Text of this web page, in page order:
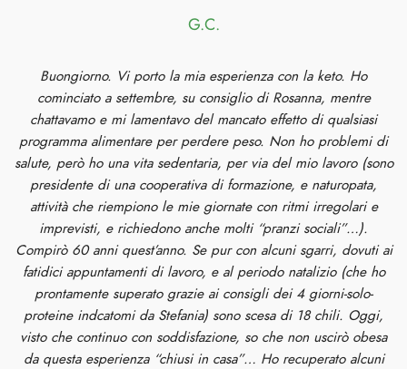
G.C.
Buongiorno. Vi porto la mia esperienza con la keto. Ho
cominciato a settembre, su consiglio di Rosanna, mentre
chattavamo e mi lamentavo del mancato effetto di qualsiasi
programma alimentare per perdere peso. Non ho problemi di
salute, però ho una vita sedentaria, per via del mio lavoro (sono
presidente di una cooperativa di formazione, e naturopata,
attività che riempiono le mie giornate con ritmi irregolari e
imprevisti, e richiedono anche molti “pranzi sociali”…).
Compirò 60 anni quest’anno. Se pur con alcuni sgarri, dovuti ai
fatidici appuntamenti di lavoro, e al periodo natalizio (che ho
prontamente superato grazie ai consigli dei 4 giorni-solo-
proteine indcatomi da Stefania) sono scesa di 18 chili. Oggi,
visto che continuo con soddisfazione, so che non uscirò obesa
da questa esperienza “chiusi in casa”… Ho recuperato alcuni